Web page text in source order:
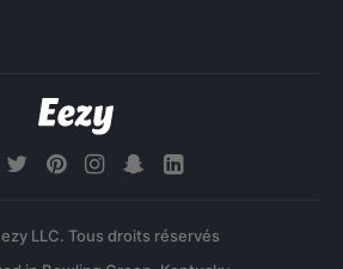
LLC. Tous droits réservés